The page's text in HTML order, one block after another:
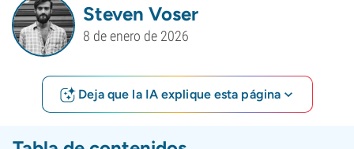
Steven Voser
8 de enero de 2026
Deja que la IA explique esta página